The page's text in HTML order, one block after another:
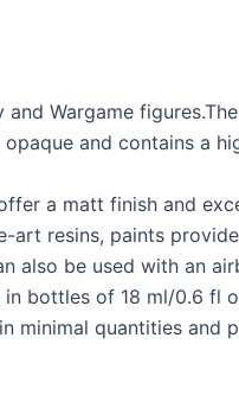
Wargame
and contains a
a matt finish and
resins, paints
also be used with an
in bottles of 18 ml/0.6 fl
minimal quantities and